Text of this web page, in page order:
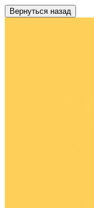
Вернуться назад